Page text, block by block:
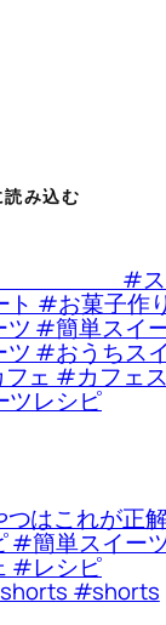
み込む
。 #ス
ト #お菓子作
ツ #簡単スイ
ツ #おうちス
ェ #カフェ
ツレシピ
はこれが正
#簡単スイー
#レシピ
#shorts